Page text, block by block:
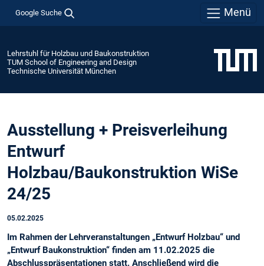
Google Suche Menü
Lehrstuhl für Holzbau und Baukonstruktion
TUM School of Engineering and Design
Technische Universität München
Ausstellung + Preisverleihung
Entwurf
Holzbau/Baukonstruktion WiSe
24/25
05.02.2025
Im Rahmen der Lehrveranstaltungen „Entwurf Holzbau“ und
„Entwurf Baukonstruktion“ finden am 11.02.2025 die
Abschlusspräsentationen statt. Anschließend wird die